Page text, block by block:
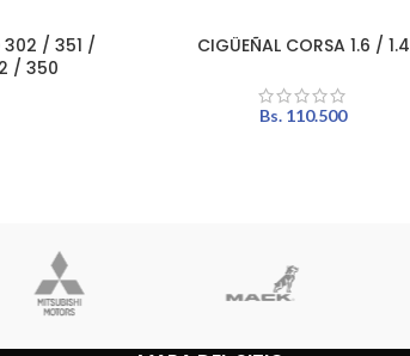
302 / 351 /
/ 350
AÑADIR AL CARRITO
CIGÜEÑAL CORSA 1.6 / 1.4
Bs. 110.500